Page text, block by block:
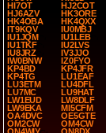
HI7OT
HJ2COT
HJ6AZV
HK3ORE
HK4OBA
HK4QXX
IT9KQV
IU0MBJ
IU1JQM
IU1LEB
IU1TKF
IU2LVS
IU8JRZ
IV3JJO
IW0BNW
IZ0FYO
KP4BD
KP4JFR
KP4TG
LU1EAF
LU3ETM
LU4DFL
LU7MC
LU9HAT
LW1EUD
LW8DLF
LW9EKA
MI5CFM
OA4DVC
OE5GTE
OM2CW
OM4CW